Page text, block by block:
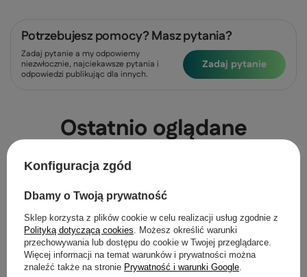
Potrzebujesz pomocy? Masz pytania?
Zadaj pytanie a my odpowiemy
niezwłocznie, najciekawsze pytania i
odpowiedzi publikując dla innych.
Zadaj pytanie
Ostatnio oglądane
Konfiguracja zgód
Dbamy o Twoją prywatność
Sklep korzysta z plików cookie w celu realizacji usług zgodnie z
Polityką dotyczącą cookies . Możesz określić warunki
przechowywania lub dostępu do cookie w Twojej przeglądarce.
Więcej informacji na temat warunków i prywatności można
znaleźć także na stronie Prywatność i warunki Google